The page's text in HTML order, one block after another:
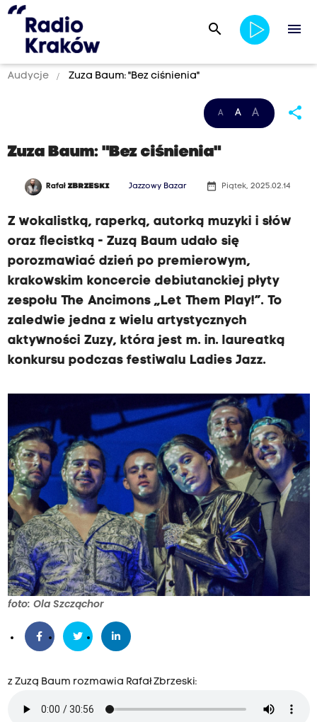
search menu
Audycje Zuza Baum: "Bez ciśnienia"
A A A share
Zuza Baum: "Bez ciśnienia"
RafałZBRZESKI Jazzowy Bazar date_range Piątek, 2025.02.14
Z wokalistką, raperką, autorką muzyki i słów
oraz flecistką - Zuzą Baum udało się
porozmawiać dzień po premierowym,
krakowskim koncercie debiutanckiej płyty
zespołu The Ancimons „Let Them Play!”. To
zaledwie jedna z wielu artystycznych
aktywności Zuzy, która jest m. in. laureatką
konkursu podczas festiwalu Ladies Jazz.
foto: Ola Szcząchor
z Zuzą Baum rozmawia Rafał Zbrzeski: